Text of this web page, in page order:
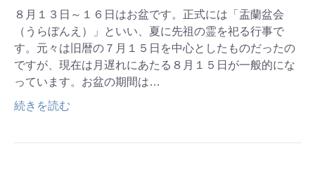
８月１３日～１６日はお盆です。正式には「盂蘭盆会
（うらぼんえ）」といい、夏に先祖の霊を祀る行事で
す。元々は旧暦の７月１５日を中心としたものだったの
ですが、現在は月遅れにあたる８月１５日が一般的にな
っています。お盆の期間は…
続きを読む